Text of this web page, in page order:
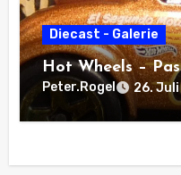
Diecast - Galerie
Hot Wheels –
Peter.Rogel 26.